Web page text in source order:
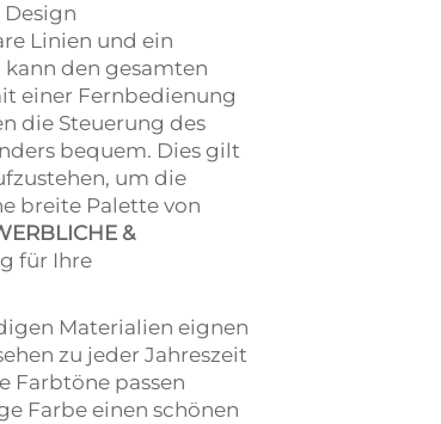
Design
Linien und ein
den gesamten
einer Fernbedienung
die Steuerung des
bequem. Dies gilt
um die
breite Palette von
&
für Ihre
Materialien eignen
zu jeder Jahreszeit
Farbtöne passen
Farbe einen schönen